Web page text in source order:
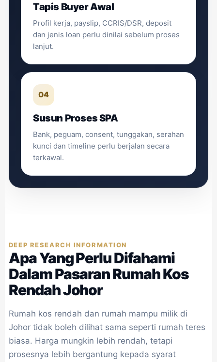
Tapis Buyer Awal
Profil kerja, payslip, CCRIS/DSR, deposit
dan jenis loan perlu dinilai sebelum proses
lanjut.
04
Susun Proses SPA
Bank, peguam, consent, tunggakan, serahan
kunci dan timeline perlu berjalan secara
terkawal.
DEEP RESEARCH INFORMATION
Apa Yang Perlu Difahami
Dalam Pasaran Rumah Kos
Rendah Johor
Rumah kos rendah dan rumah mampu milik di
Johor tidak boleh dilihat sama seperti rumah teres
biasa. Harga mungkin lebih rendah, tetapi
prosesnya lebih bergantung kepada syarat